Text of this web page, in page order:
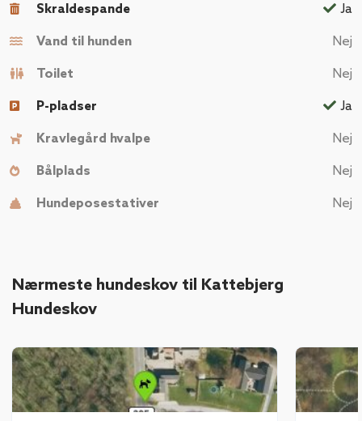
Skraldespande Ja
Vand til hunden Nej
Toilet Nej
P-pladser Ja
Kravlegård hvalpe Nej
Bålplads Nej
Hundeposestativer Nej
Nærmeste hundeskov til Kattebjerg
Hundeskov